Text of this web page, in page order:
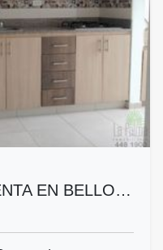
EN BELLO…